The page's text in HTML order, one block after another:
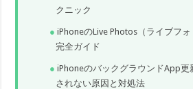
クニック
iPhoneのLive Photos（ライブフ
完全ガイド
iPhoneのバックグラウンドApp更
されない原因と対処法